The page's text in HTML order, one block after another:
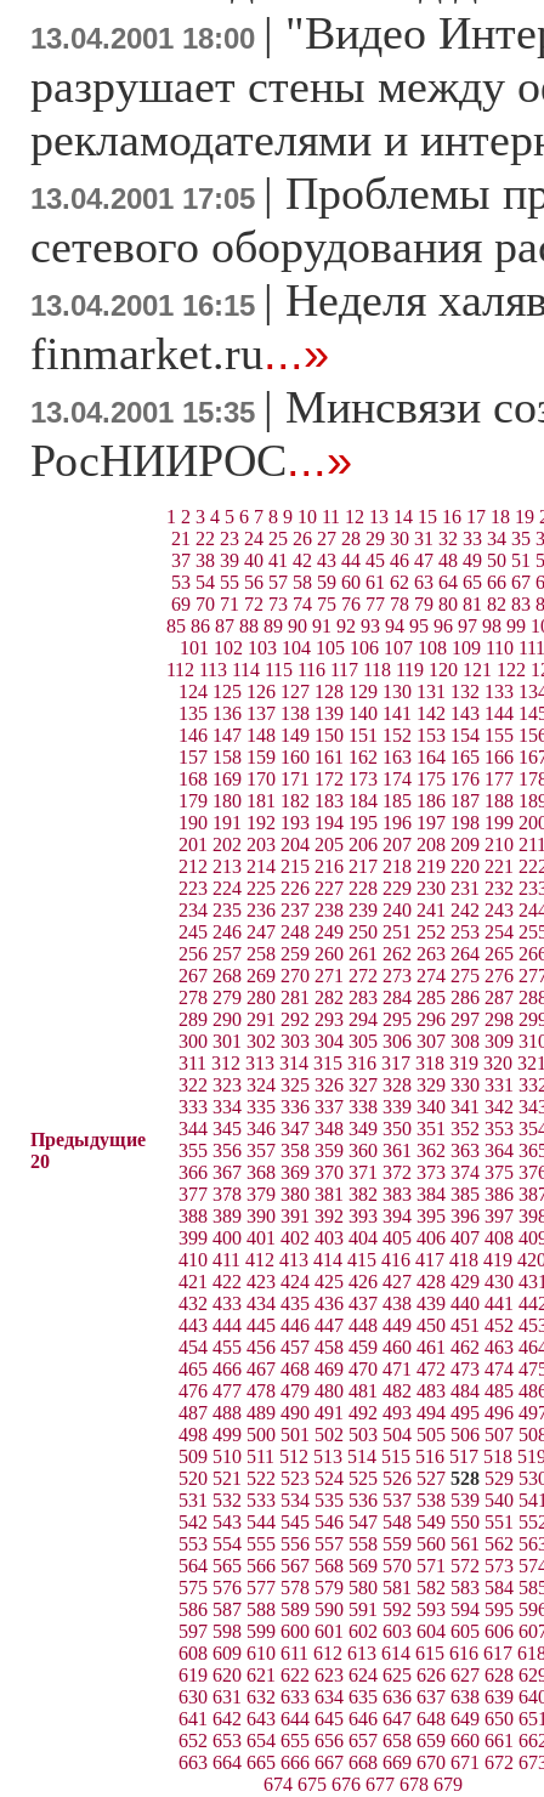
13.04.2001 18:00 | "Видео
разрушает стены между
рекламодателями и
13.04.2001 17:05 | Проблемы
сетевого оборудования
13.04.2001 16:15 | Неделя
finmarket.ru...»
13.04.2001 15:35 | Минсвязи
РосНИИРОС...»
Предыдущие
20
1 2 3 4 5 6 7 8 9 10 11 12 13 14 15 16 17 18 19
21 22 23 24 25 26 27 28 29 30 31 32 33 34 35
37 38 39 40 41 42 43 44 45 46 47 48 49 50 51
53 54 55 56 57 58 59 60 61 62 63 64 65 66 67
69 70 71 72 73 74 75 76 77 78 79 80 81 82 83
85 86 87 88 89 90 91 92 93 94 95 96 97 98 99
101 102 103 104 105 106 107 108 109 110 111
112 113 114 115 116 117 118 119 120 121 122
124 125 126 127 128 129 130 131 132 133
135 136 137 138 139 140 141 142 143 144
146 147 148 149 150 151 152 153 154 155
157 158 159 160 161 162 163 164 165 166
168 169 170 171 172 173 174 175 176 177
179 180 181 182 183 184 185 186 187 188
190 191 192 193 194 195 196 197 198 199
201 202 203 204 205 206 207 208 209 210
212 213 214 215 216 217 218 219 220 221
223 224 225 226 227 228 229 230 231 232
234 235 236 237 238 239 240 241 242 243
245 246 247 248 249 250 251 252 253 254
256 257 258 259 260 261 262 263 264 265
267 268 269 270 271 272 273 274 275 276
278 279 280 281 282 283 284 285 286 287
289 290 291 292 293 294 295 296 297 298
300 301 302 303 304 305 306 307 308 309
311 312 313 314 315 316 317 318 319 320
322 323 324 325 326 327 328 329 330 331
333 334 335 336 337 338 339 340 341 342
344 345 346 347 348 349 350 351 352 353
355 356 357 358 359 360 361 362 363 364
366 367 368 369 370 371 372 373 374 375
377 378 379 380 381 382 383 384 385 386
388 389 390 391 392 393 394 395 396 397
399 400 401 402 403 404 405 406 407 408
410 411 412 413 414 415 416 417 418 419
421 422 423 424 425 426 427 428 429 430
432 433 434 435 436 437 438 439 440 441
443 444 445 446 447 448 449 450 451 452
454 455 456 457 458 459 460 461 462 463
465 466 467 468 469 470 471 472 473 474
476 477 478 479 480 481 482 483 484 485
487 488 489 490 491 492 493 494 495 496
498 499 500 501 502 503 504 505 506 507
509 510 511 512 513 514 515 516 517 518
520 521 522 523 524 525 526 527 528 529
531 532 533 534 535 536 537 538 539 540
542 543 544 545 546 547 548 549 550 551
553 554 555 556 557 558 559 560 561 562
564 565 566 567 568 569 570 571 572 573
575 576 577 578 579 580 581 582 583 584
586 587 588 589 590 591 592 593 594 595
597 598 599 600 601 602 603 604 605 606
608 609 610 611 612 613 614 615 616 617
619 620 621 622 623 624 625 626 627 628
630 631 632 633 634 635 636 637 638 639
641 642 643 644 645 646 647 648 649 650
652 653 654 655 656 657 658 659 660 661
663 664 665 666 667 668 669 670 671 672
674 675 676 677 678 679